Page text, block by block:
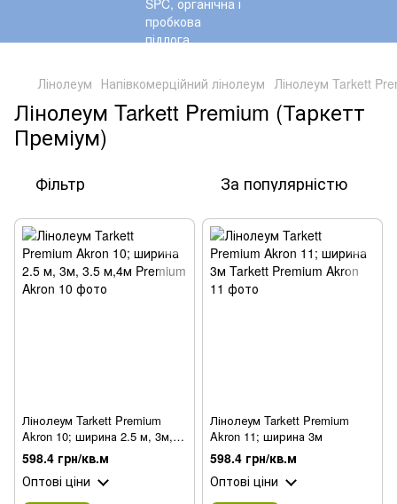
Лінолеум Напівкомерційний лінолеум Лінолеум Tarkett
Лінолеум Tarkett Premium (Таркетт
Преміум)
Фільтр За популярністю
Лінолеум Tarkett Premium
Akron 10; ширина 2.5 м, 3м,
3.5 м,4м
598.4 грн/кв.м
Оптові ціни
Лінолеум Tarkett Premium
Akron 11; ширина 3м
598.4 грн/кв.м
Оптові ціни